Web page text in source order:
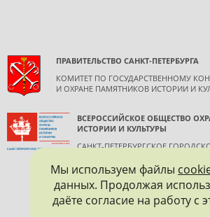
ПРАВИТЕЛЬСТВО САНКТ-ПЕТЕРБУРГА
КОМИТЕТ ПО ГОСУДАРСТВЕННОМУ
И ОХРАНЕ ПАМЯТНИКОВ ИСТОРИИ И
ВСЕРОССИЙСКОЕ ОБЩЕСТВО
ИСТОРИИ И КУЛЬТУРЫ
САНКТ-ПЕТЕРБУРГСКОЕ
Мы используем файлы
данных. Продолжая
даёте согласие на работу с